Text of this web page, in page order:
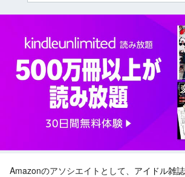
Amazonのアソシエイトとして、 アイドル雑